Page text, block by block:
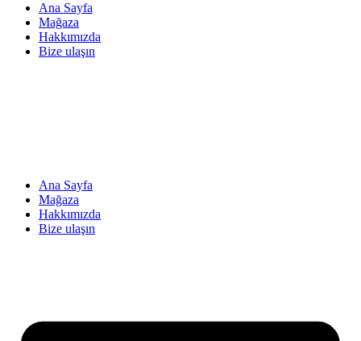
Ana Sayfa
Mağaza
Hakkımızda
Bize ulaşın
Ana Sayfa
Mağaza
Hakkımızda
Bize ulaşın